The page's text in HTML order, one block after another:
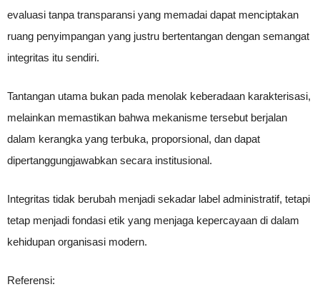
evaluasi tanpa transparansi yang memadai dapat menciptakan
ruang penyimpangan yang justru bertentangan dengan semangat
integritas itu sendiri.
Tantangan utama bukan pada menolak keberadaan karakterisasi,
melainkan memastikan bahwa mekanisme tersebut berjalan
dalam kerangka yang terbuka, proporsional, dan dapat
dipertanggungjawabkan secara institusional.
Integritas tidak berubah menjadi sekadar label administratif, tetapi
tetap menjadi fondasi etik yang menjaga kepercayaan di dalam
kehidupan organisasi modern.
Referensi: